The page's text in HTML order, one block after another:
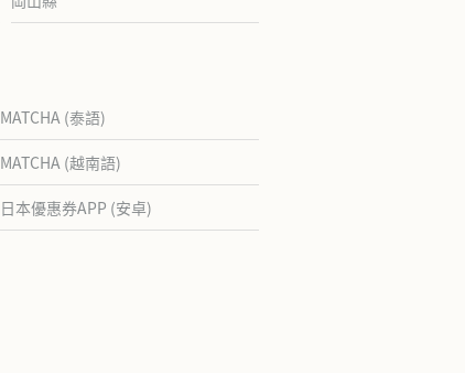
MATCHA (泰語)
MATCHA (越南語)
日本優惠券APP (安卓)